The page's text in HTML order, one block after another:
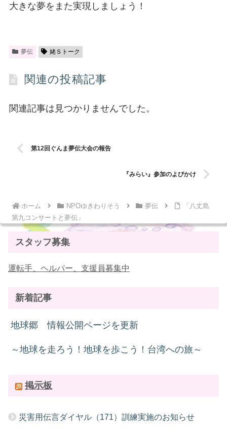
大きな夢をまた実現しましょう！
夢伝 姥Ｓトーク
関連の投稿記事
関連記事は見つかりませんでした。
第12回ぐんま夢伝大会の報告
『みらい』参加のよびかけ
ホーム NPOゆきわりそう 夢伝
「八丈島
第九コンサートと夢伝」
スタッフ募集
運転手、ヘルパー、支援員募集中
新着記事
地球郷 情報公開ページを更新
～地球を走ろう！地球を歩こう！台湾への旅～
掲示板
災害用伝言ダイヤル（171）訓練実施のお知らせ